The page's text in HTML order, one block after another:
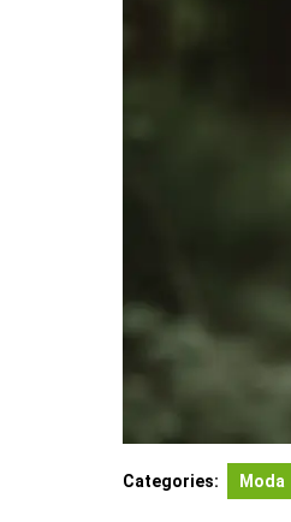
Categories: Moda